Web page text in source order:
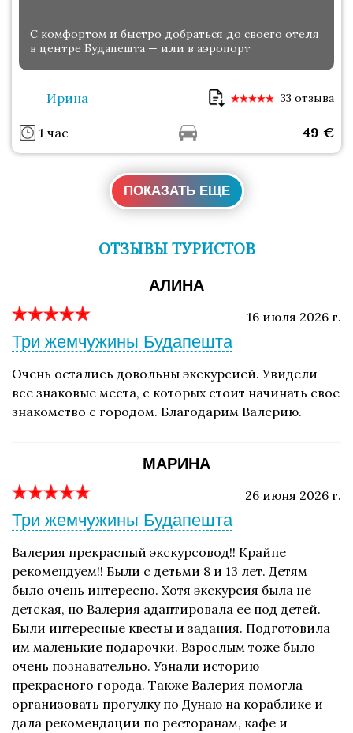
С комфортом и быстро добраться до своего отеля
в центре Будапешта — или в аэропорт
Ирина 33 отзыва
1 час 49 €
ПОКАЗАТЬ ЕЩЕ
ОТЗЫВЫ ТУРИСТОВ
АЛИНА
16 июля 2026 г.
Три жемчужины Будапешта
Очень остались довольны экскурсией. Увидели
все знаковые места, с которых стоит начинать свое
знакомство с городом. Благодарим Валерию.
МАРИНА
26 июня 2026 г.
Три жемчужины Будапешта
Валерия прекрасный экскурсовод!! Крайне
рекомендуем!! Были с детьми 8 и 13 лет. Детям
было очень интересно. Хотя экскурсия была не
детская, но Валерия адаптировала ее под детей.
Были интересные квесты и задания. Подготовила
им маленькие подарочки. Взрослым тоже было
очень познавательно. Узнали историю
прекрасного города. Также Валерия помогла
организовать прогулку по Дунаю на кораблике и
дала рекомендации по ресторанам, кафе и